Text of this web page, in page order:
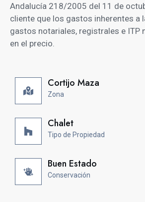
Andalucía 218/2005 del 11 de
cliente que los gastos inherentes a
gastos notariales, registrales e ITP
en el precio.
Cortijo Maza
Zona
Chalet
Tipo de Propiedad
Buen Estado
Conservación